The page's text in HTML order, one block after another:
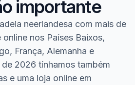
importante
neerlandesa com mais de
nos Países Baixos,
França, Alemanha e
2026 tínhamos também
e uma loja online em